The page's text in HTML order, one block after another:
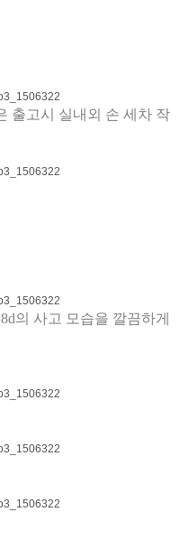
출고시 실내외 손 세차 작
의 사고 모습을 깔끔하게